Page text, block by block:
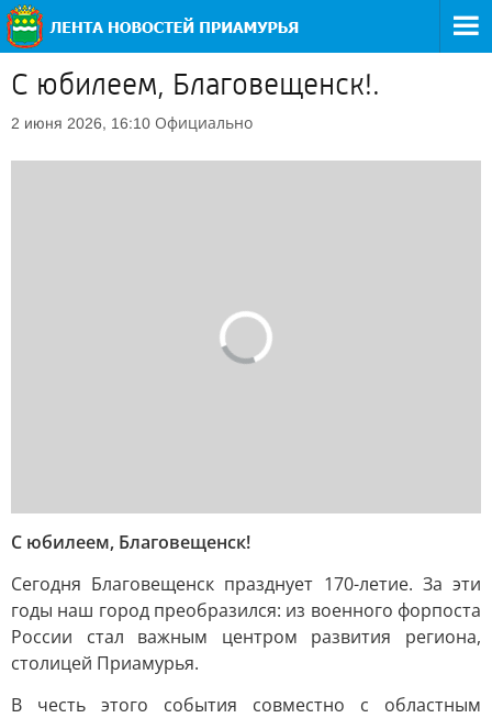
С юбилеем, Благовещенск!.
2 июня 2026, 16:10 Официально
С юбилеем, Благовещенск!
Сегодня Благовещенск празднует 170-летие. За эти
годы наш город преобразился: из военного форпоста
России стал важным центром развития региона,
столицей Приамурья.
В честь этого события совместно с областным